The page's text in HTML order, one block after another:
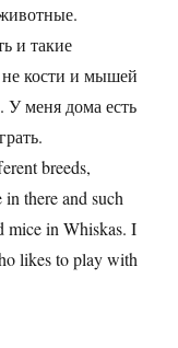
и такие
кости и мышей
У меня дома есть
breeds,
there and such
mice in Whiskas. I
likes to play with